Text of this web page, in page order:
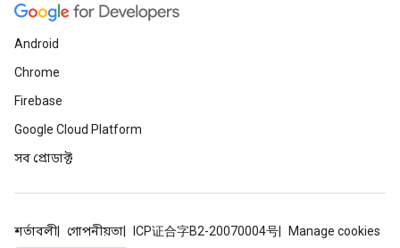
Android
Chrome
Firebase
Google Cloud Platform
সব প্রোডাক্ট
শর্তাবলী গোপনীয়তা ICP证合字B2-20070004号 Manage cookies